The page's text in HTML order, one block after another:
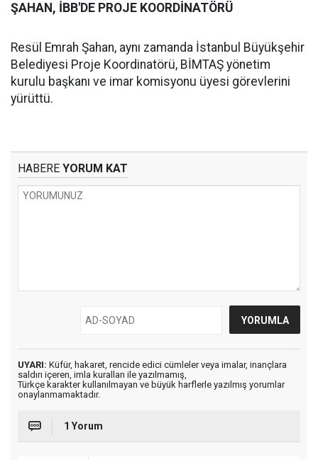
ŞAHAN, İBB'DE PROJE KOORDİNATÖRÜ
Resül Emrah Şahan, aynı zamanda İstanbul Büyükşehir
Belediyesi Proje Koordinatörü, BİMTAŞ yönetim
kurulu başkanı ve imar komisyonu üyesi görevlerini
yürüttü.
HABERE YORUM KAT
UYARI: Küfür, hakaret, rencide edici cümleler veya imalar, inançlara
saldırı içeren, imla kuralları ile yazılmamış,
Türkçe karakter kullanılmayan ve büyük harflerle yazılmış yorumlar
onaylanmamaktadır.
1 Yorum